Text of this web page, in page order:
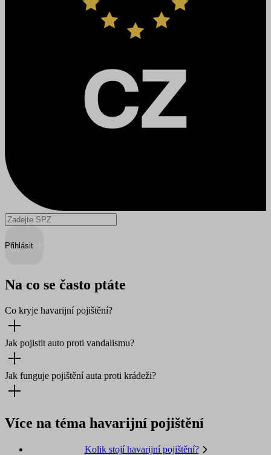
Přihlásit
Na co se často ptáte
Co kryje havarijní pojištění?
Jak pojistit auto proti vandalismu?
Jak funguje pojištění auta proti krádeži?
Více na téma havarijní pojištění
Kolik stojí havarijní pojištění?